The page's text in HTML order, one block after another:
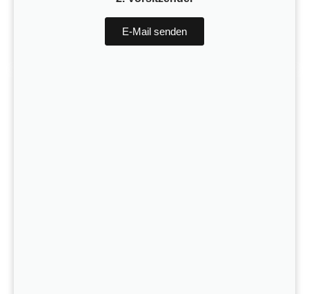
E-Mail senden